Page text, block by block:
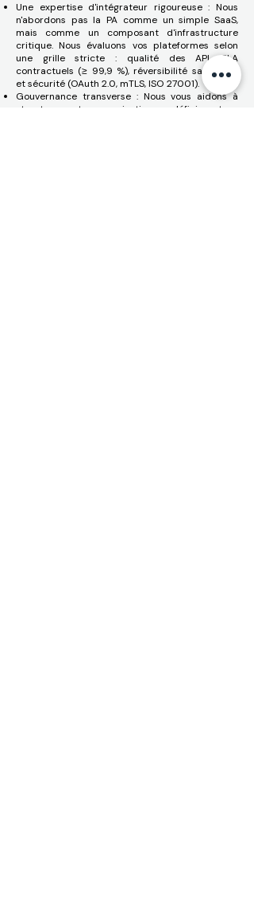
Une expertise d'intégrateur rigoureuse : Nous
n'abordons pas la PA comme un simple SaaS,
mais comme un composant d'infrastructure
critique. Nous évaluons vos plateformes selon
une grille stricte : qualité des API, SLA
contractuels (≥ 99,9 %), réversibilité sans frais,
et sécurité (OAuth 2.0, mTLS, ISO 27001).
Gouvernance transverse : Nous vous aidons à
structurer votre organisation en définissant un